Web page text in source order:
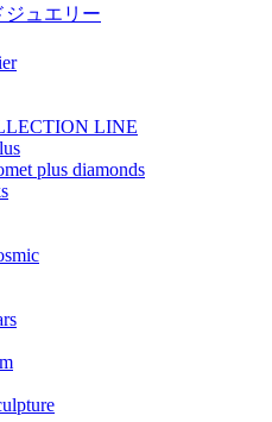
ジュエリー
LINE
plus diamonds